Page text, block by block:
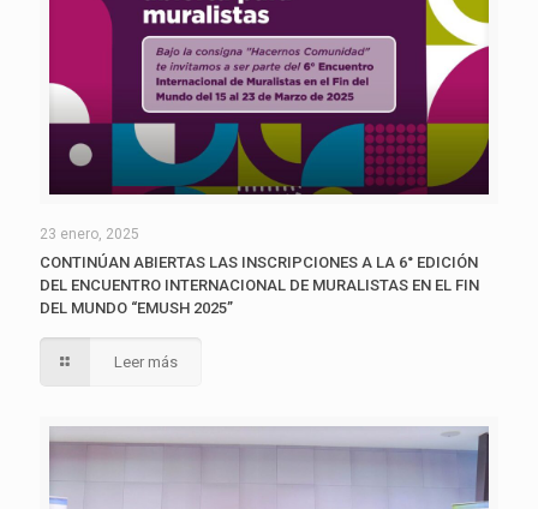
23 enero, 2025
CONTINÚAN ABIERTAS LAS INSCRIPCIONES A LA 6° EDICIÓN
DEL ENCUENTRO INTERNACIONAL DE MURALISTAS EN EL FIN
DEL MUNDO “EMUSH 2025”
Leer más